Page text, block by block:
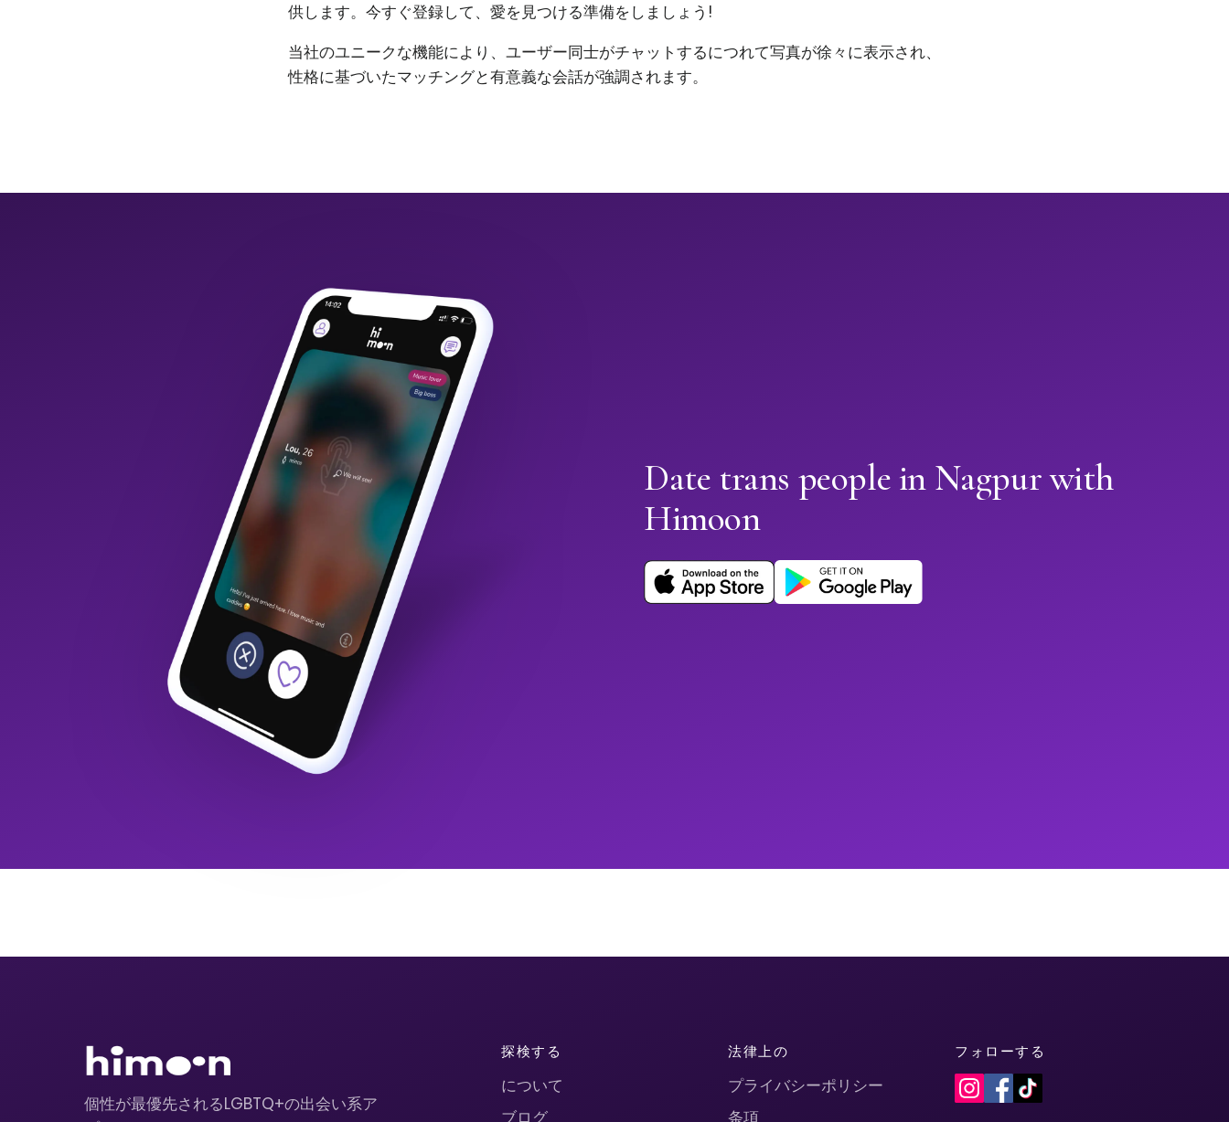
供します。今すぐ登録して、愛を見つける準備をしましょう!
当社のユニークな機能により、ユーザー同士がチャットするにつれて写真が徐々に表示され、
性格に基づいたマッチングと有意義な会話が強調されます。
Date trans people in Nagpur with
Himoon
個性が最優先されるLGBTQ+の出会い系ア
探検する
について
法律上の
プライバシーポリシー
フォローする